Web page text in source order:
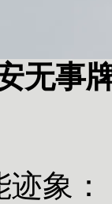
无事
象：